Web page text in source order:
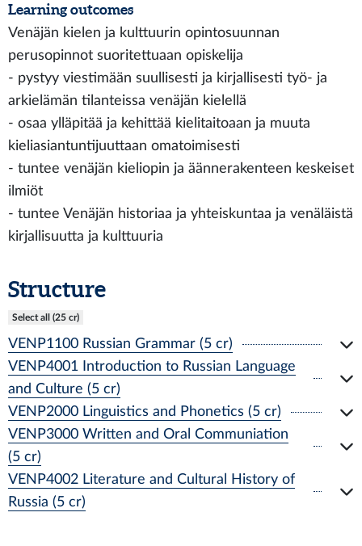
Learning outcomes
Venäjän kielen ja kulttuurin opintosuunnan
perusopinnot suoritettuaan opiskelija
- pystyy viestimään suullisesti ja kirjallisesti työ- ja
arkielämän tilanteissa venäjän kielellä
- osaa ylläpitää ja kehittää kielitaitoaan ja muuta
kieliasiantuntijuuttaan omatoimisesti
- tuntee venäjän kieliopin ja äännerakenteen keskeiset
ilmiöt
- tuntee Venäjän historiaa ja yhteiskuntaa ja venäläistä
kirjallisuutta ja kulttuuria
Structure
Select all (25 cr)
VENP1100 Russian Grammar (5 cr)
VENP4001 Introduction to Russian Language
and Culture (5 cr)
VENP2000 Linguistics and Phonetics (5 cr)
VENP3000 Written and Oral Communiation
(5 cr)
VENP4002 Literature and Cultural History of
Russia (5 cr)